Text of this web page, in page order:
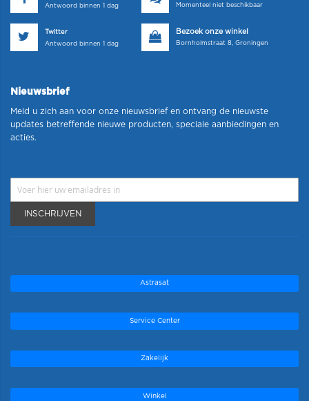
Antwoord binnen 1 dag
Momenteel niet beschikbaar
Twitter
Antwoord binnen 1 dag
Bezoek onze winkel
Bornholmstraat 8, Groningen
Nieuwsbrief
Meld u zich aan voor onze nieuwsbrief en ontvang de nieuwste
updates betreffende nieuwe producten, speciale aanbiedingen en
acties.
INSCHRIJVEN
Astrasat
Service Center
Zakelijk
Winkel